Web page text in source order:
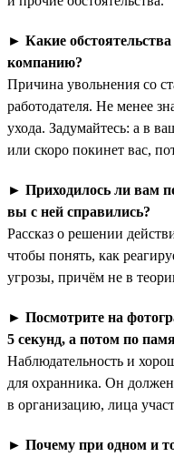
► Какие
компанию?
Причина увольнения со
работодателя. Не менее
ухода. Задумайтесь: а в
или скоро покинет вас,
► Приходилось ли вам
вы с ней справились?
Рассказ о решении
чтобы понять, как
угрозы, причём не в
► Посмотрите на
5 секунд, а потом по
Наблюдательность и
для охранника. Он
в организацию, лица
► Почему при одном и